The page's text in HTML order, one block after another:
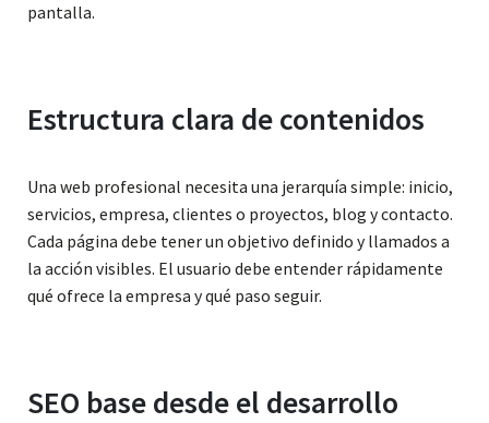
pantalla.
Estructura clara de contenidos
Una web profesional necesita una jerarquía simple: inicio,
servicios, empresa, clientes o proyectos, blog y contacto.
Cada página debe tener un objetivo definido y llamados a
la acción visibles. El usuario debe entender rápidamente
qué ofrece la empresa y qué paso seguir.
SEO base desde el desarrollo